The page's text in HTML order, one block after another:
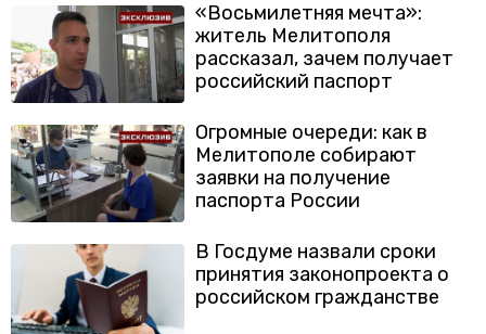
«Восьмилетняя мечта»:
житель Мелитополя
рассказал, зачем получает
российский паспорт
Огромные очереди: как в
Мелитополе собирают
заявки на получение
паспорта России
В Госдуме назвали сроки
принятия законопроекта о
российском гражданстве